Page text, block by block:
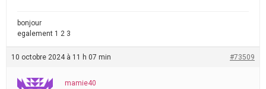
bonjour
egalement 1 2 3
10 octobre 2024 à 11 h 07 min #73509
mamie40